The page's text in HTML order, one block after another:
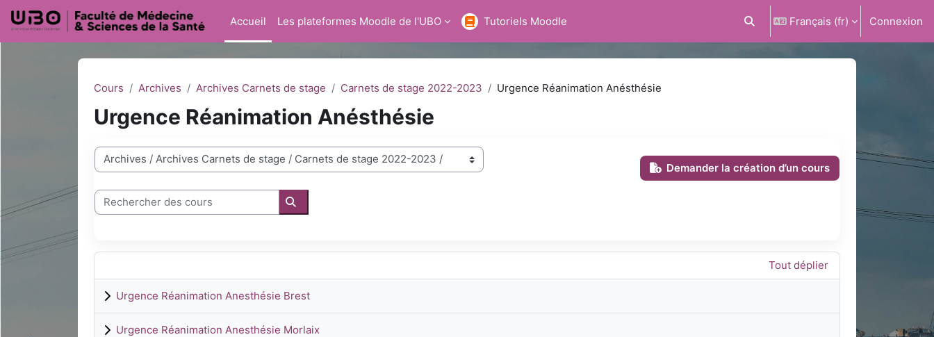
Accueil
Les plateformes Moodle de l'UBO Tutoriels Moodle Activer/désactiver la saisie de
Français ‎(fr)‎ Connexion
Cours Archives Archives Carnets de stage Carnets de stage 2022-2023 Urgence Réanimation Anésthésie
Urgence Réanimation Anésthésie
Catégories de cours Demander la création d’un cours
Rechercher des cours
Rechercher des cours
Tout déplier
Urgence Réanimation Anesthésie Brest
Urgence Réanimation Anesthésie Morlaix